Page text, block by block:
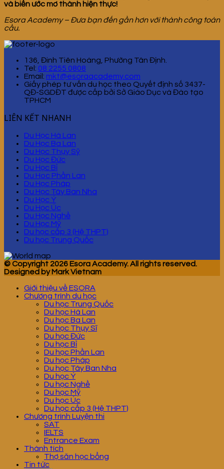
và biến ước mơ thành hiện thực!
Esora Academy – Đưa bạn đến gần hơn với thành công toàn
cầu.
136, Đinh Tiên Hoàng, Phường Tân Định.
Tel: 08 2255 0808
Email: mkt@esoraacademy.com
Giấy phép tư vấn du học theo Quyết định số 3437-
QĐ-SGDĐT được cấp bởi Sở Giáo Dục và Đào tạo
TPHCM
LIÊN KẾT NHANH
Du Học Hà Lan
Du Học Ba Lan
Du Học Thụy Sỹ
Du Học Đức
Du Học Bỉ
Du Hoc Phần Lan
Du Học Pháp
Du Học Tây Ban Nha
Du Học Ý
Du Học Úc
Du Học Nghề
Du Học Mỹ
Du học cấp 3 (Hệ THPT)
Du học Trung Quốc
© Copyright 2026 Esora Academy. All rights reserved.
Designed by Mark Vietnam
Giới thiệu về ESORA
Chương trình du học
Du học Trung Quốc
Du học Hà Lan
Du học Ba Lan
Du học Thụy Sĩ
Du học Đức
Du học Bỉ
Du học Phần Lan
Du học Pháp
Du học Tây Ban Nha
Du học Ý
Du học Nghề
Du học Mỹ
Du học Úc
Du học cấp 3 (Hệ THPT)
Chương trình Luyện thi
SAT
IELTS
Entrance Exam
Thành tích
Thợ săn học bổng
Tin tức